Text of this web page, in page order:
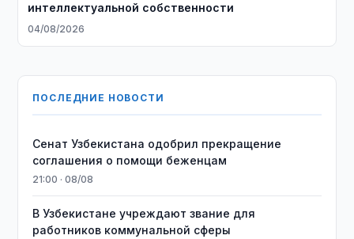
интеллектуальной собственности
04/08/2026
ПОСЛЕДНИЕ НОВОСТИ
Сенат Узбекистана одобрил прекращение
соглашения о помощи беженцам
21:00 · 08/08
В Узбекистане учреждают звание для
работников коммунальной сферы